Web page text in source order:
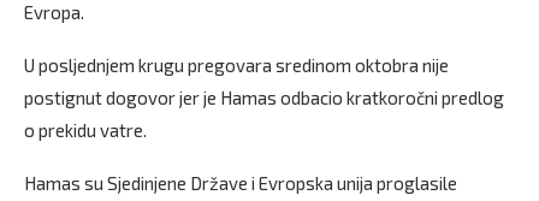
Evropa.
U posljednjem krugu pregovara sredinom oktobra nije
postignut dogovor jer je Hamas odbacio kratkoročni predlog
o prekidu vatre.
Hamas su Sjedinjene Države i Evropska unija proglasile